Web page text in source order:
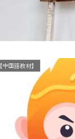
【中国語教材】